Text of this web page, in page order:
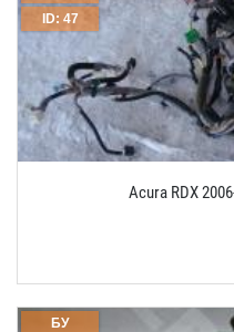
Acura RDX
ID: 47
БУ